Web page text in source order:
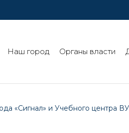
Наш город Органы власти
«Сигнал» и Учебного центра